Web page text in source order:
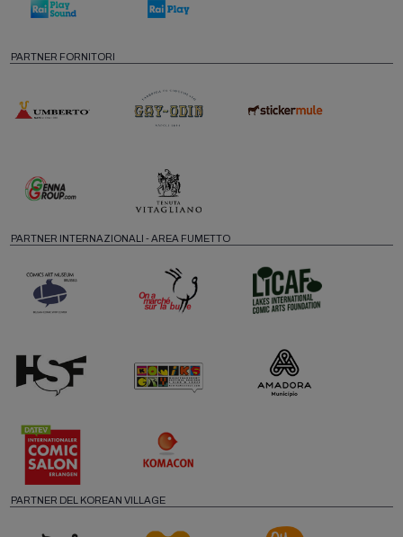
PARTNER FORNITORI
PARTNER INTERNAZIONALI - AREA FUMETTO
PARTNER DEL KOREAN VILLAGE